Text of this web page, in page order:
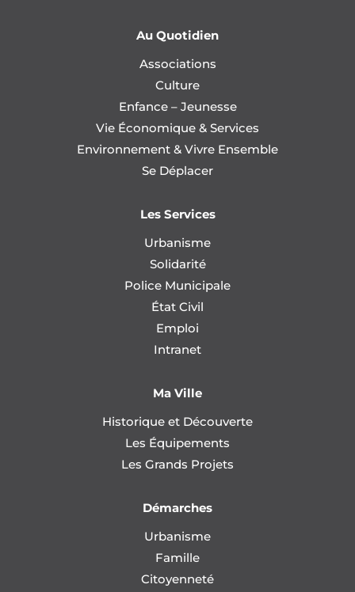
Au Quotidien
Associations
Culture
Enfance – Jeunesse
Vie Économique & Services
Environnement & Vivre Ensemble
Se Déplacer
Les Services
Urbanisme
Solidarité
Police Municipale
État Civil
Emploi
Intranet
Ma Ville
Historique et Découverte
Les Équipements
Les Grands Projets
Démarches
Urbanisme
Famille
Citoyenneté